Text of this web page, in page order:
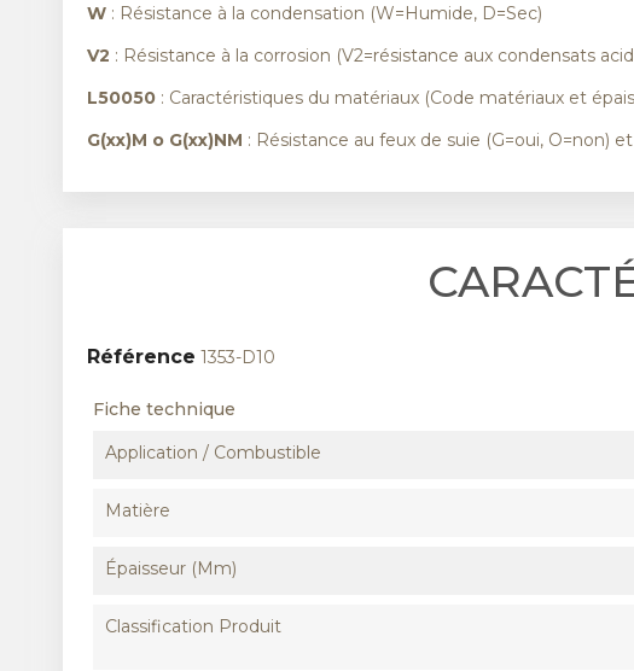
W : Résistance à la condensation (W=Humide, D=Sec)
V2 : Résistance à la corrosion (V2=résistance aux condensats
L50050 : Caractéristiques du matériaux (Code matériaux et
G(xx)M o G(xx)NM : Résistance au feux de suie (G=oui, O=non)
Référence 1353-D10
Fiche technique
Application / Combustible
Matière
Épaisseur (mm)
Classification Produit